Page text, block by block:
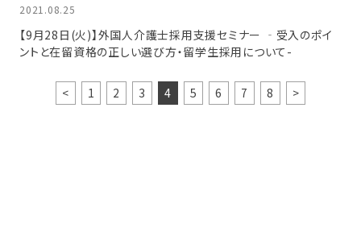
2021.08.25
【9月28日(火)】外国人介護士採用支援セミナー ‐受入のポイ
ントと在留資格の正しい選び方・留学生採用について-
< 1 2 3 4 5 6 7 8 >